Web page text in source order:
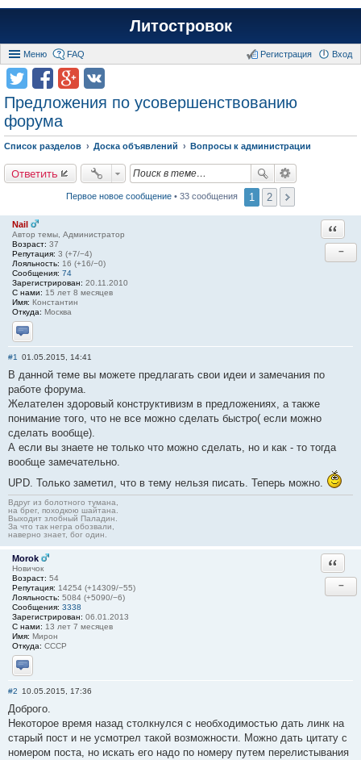
Литостровок
Меню FAQ Вход
Регистрация
Предложения по усовершенствованию
форума
Список разделов Доска объявлений Вопросы к администрации
Ответить
Первое новое сообщение • 33 сообщения 1 2
Nail
Автор темы, Администратор
Возраст: 37
Репутация: 3 (+7/−4)
Лояльность: 16 (+16/−0)
Сообщения: 74
Зарегистрирован: 20.11.2010
С нами: 15 лет 8 месяцев
Имя: Константин
Откуда: Москва
Отправить личное сообщение
−
#1 01.05.2015, 14:41
В данной теме вы можете предлагать свои идеи и замечания по
работе форума.
Желателен здоровый конструктивизм в предложениях, а также
понимание того, что не все можно сделать быстро( если можно
сделать вообще).
А если вы знаете не только что можно сделать, но и как - то тогда
вообще замечательно.
UPD. Только заметил, что в тему нельзя писать. Теперь можно.
Вдруг из болотного тумана,
на брег, походкою шайтана.
Выходит злобный Паладин.
За что так негра обозвали,
наверно знает, бог один.
Morok
Новичок
Возраст: 54
Репутация: 14254 (+14309/−55)
Лояльность: 5084 (+5090/−6)
Сообщения: 3338
Зарегистрирован: 06.01.2013
С нами: 13 лет 7 месяцев
Имя: Мирон
Откуда: СССР
Отправить личное сообщение
−
#2 10.05.2015, 17:36
Доброго.
Некоторое время назад столкнулся с необходимостью дать линк на
старый пост и не усмотрел такой возможности. Можно дать цитату с
номером поста, но искать его надо по номеру путем перелистывания